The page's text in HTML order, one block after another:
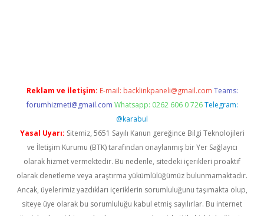
Reklam ve İletişim: E-mail: backlinkpaneli@gmail.com Teams:
forumhizmeti@gmail.com Whatsapp: 0262 606 0 726 Telegram:
@karabul
Yasal Uyarı: Sitemiz, 5651 Sayılı Kanun gereğince Bilgi Teknolojileri
ve İletişim Kurumu (BTK) tarafından onaylanmış bir Yer Sağlayıcı
olarak hizmet vermektedir. Bu nedenle, sitedeki içerikleri proaktif
olarak denetleme veya araştırma yükümlülüğümüz bulunmamaktadır.
Ancak, üyelerimiz yazdıkları içeriklerin sorumluluğunu taşımakta olup,
siteye üye olarak bu sorumluluğu kabul etmiş sayılırlar. Bu internet